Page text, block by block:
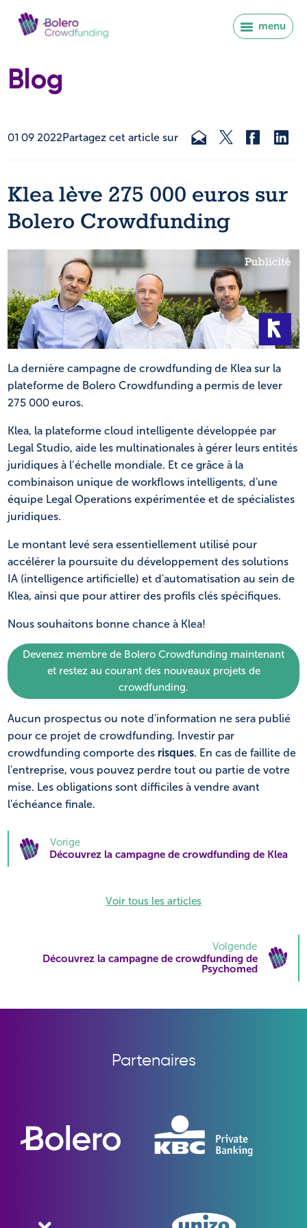
menu
Se connecter
NL FR
Blog
01 09 2022Partagez cet article sur
Klea lève 275 000 euros sur
Bolero Crowdfunding
La dernière campagne de crowdfunding de Klea sur la
plateforme de Bolero Crowdfunding a permis de lever
275 000 euros.
Klea, la plateforme cloud intelligente développée par
Legal Studio, aide les multinationales à gérer leurs entités
juridiques à l’échelle mondiale. Et ce grâce à la
combinaison unique de workflows intelligents, d'une
équipe Legal Operations expérimentée et de spécialistes
juridiques.
Le montant levé sera essentiellement utilisé pour
accélérer la poursuite du développement des solutions
IA (intelligence artificielle) et d'automatisation au sein de
Klea, ainsi que pour attirer des profils clés spécifiques.
Nous souhaitons bonne chance à Klea!
Devenez membre de Bolero Crowdfunding maintenant
et restez au courant des nouveaux projets de
crowdfunding.
Aucun prospectus ou note d'information ne sera publié
pour ce projet de crowdfunding. Investir par
crowdfunding comporte des risques. En cas de faillite de
l'entreprise, vous pouvez perdre tout ou partie de votre
mise. Les obligations sont difficiles à vendre avant
l'échéance finale.
Vorige
Découvrez la campagne de crowdfunding de Klea
Voir tous les articles
Volgende
Découvrez la campagne de crowdfunding de
Psychomed
Partenaires